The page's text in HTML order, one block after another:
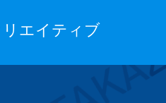
エイティブ